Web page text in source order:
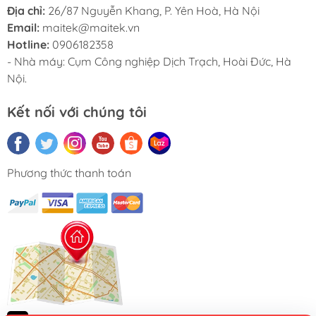
Địa chỉ: 26/87 Nguyễn Khang, P. Yên Hoà, Hà Nội
Email: maitek@maitek.vn
Hotline: 0906182358
- Nhà máy: Cụm Công nghiệp Dịch Trạch, Hoài Đức, Hà
Nội.
Kết nối với chúng tôi
Phương thức thanh toán